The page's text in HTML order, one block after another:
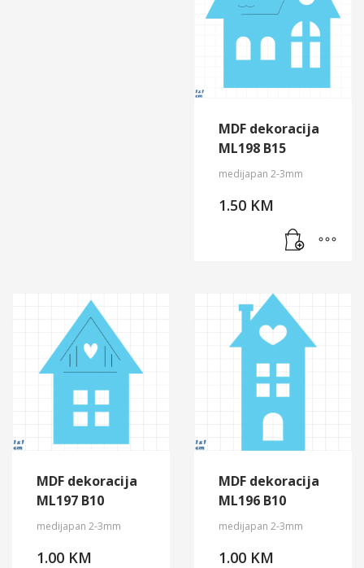
MDF dekoracija
ML198 B15
medijapan 2-3mm
1.50 KM
MDF dekoracija
ML197 B10
medijapan 2-3mm
1.00 KM
MDF dekoracija
ML196 B10
medijapan 2-3mm
1.00 KM